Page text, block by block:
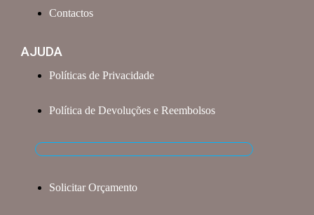
Contactos
AJUDA
Políticas de Privacidade
Política de Devoluções e Reembolsos
Solicitar Orçamento